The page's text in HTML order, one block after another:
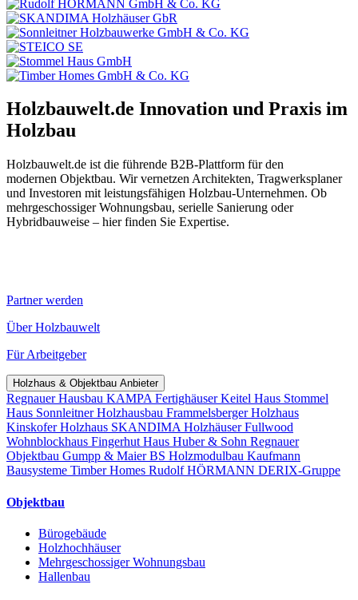
Holzbauwelt.de Innovation und Praxis im
Holzbau
Holzbauwelt.de ist die führende B2B-Plattform für den
modernen Objektbau. Wir vernetzen Architekten, Tragwerksplaner
und Investoren mit leistungsfähigen Holzbau-Unternehmen. Ob
mehrgeschossiger Wohnungsbau, serielle Sanierung oder
Hybridbauweise – hier finden Sie Expertise.
Partner werden
Über Holzbauwelt
Für Arbeitgeber
Holzhaus & Objektbau Anbieter
Regnauer Hausbau KAMPA FertighäuserKeitel Haus Stommel
Haus Sonnleitner Holzhausbau Frammelsberger Holzhaus
Kinskofer Holzhaus SKANDIMA HolzhäuserFullwood
Wohnblockhaus Fingerhut Haus Huber & Sohn Regnauer
Objektbau Gumpp & MaierBS Holzmodulbau Kaufmann
Bausysteme Timber Homes Rudolf HÖRMANN DERIX-Gruppe
Objektbau
Bürogebäude
Holzhochhäuser
Mehrgeschossiger Wohnungsbau
Hallenbau